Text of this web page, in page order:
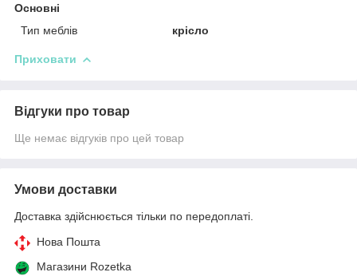
Основні
Тип меблів
крісло
Приховати
Відгуки про товар
Ще немає відгуків про цей товар
Умови доставки
Доставка здійснюється тільки по передоплаті.
Нова Пошта
Магазини Rozetka